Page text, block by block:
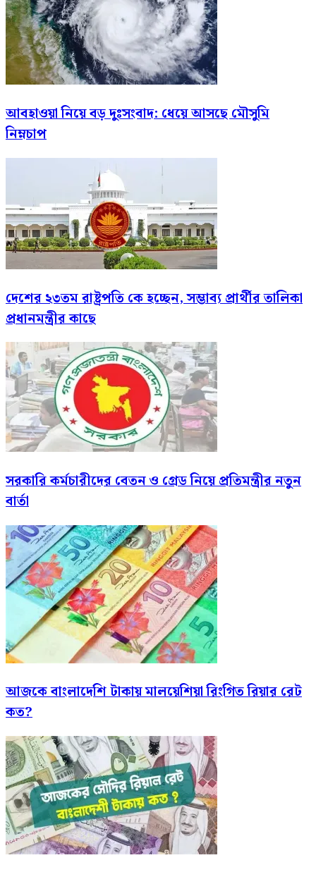
আবহাওয়া নিয়ে বড় দুঃসংবাদ: ধেয়ে আসছে মৌসুমি
নিম্নচাপ
দেশের ২৩তম রাষ্ট্রপতি কে হচ্ছেন, সম্ভাব্য প্রার্থীর তালিকা
প্রধানমন্ত্রীর কাছে
সরকারি কর্মচারীদের বেতন ও গ্রেড নিয়ে প্রতিমন্ত্রীর নতুন
বার্তা
আজকে বাংলাদেশি টাকায় মালয়েশিয়া রিংগিত রিয়ার রেট
কত?